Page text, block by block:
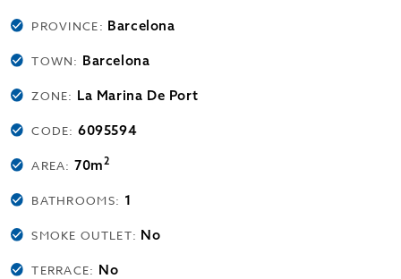
PROVINCE: Barcelona
TOWN: Barcelona
ZONE: La Marina De Port
CODE:6095594
AREA:70m2
BATHROOMS: 1
SMOKE OUTLET: No
TERRACE: No